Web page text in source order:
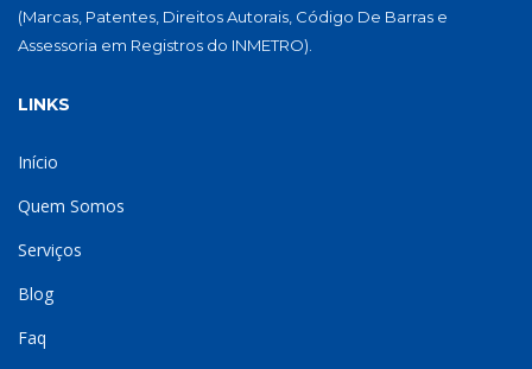
(Marcas, Patentes, Direitos Autorais, Código De Barras e
Assessoria em Registros do INMETRO).
LINKS
Início
Quem Somos
Serviços
Blog
Faq